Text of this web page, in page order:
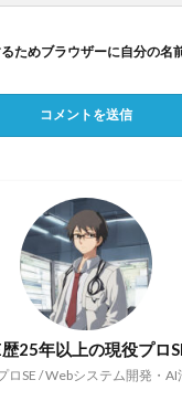
ためブラウザーに自分の名
歴25年以上の現役プロ
ロSE / Webシステム開発・AI